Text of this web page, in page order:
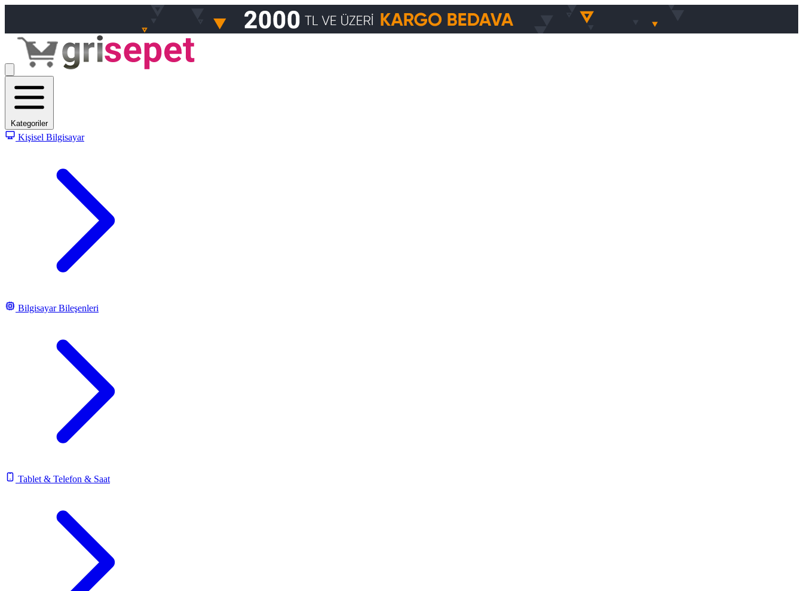
Kategoriler
Kişisel Bilgisayar
Bilgisayar Bileşenleri
Tablet & Telefon & Saat